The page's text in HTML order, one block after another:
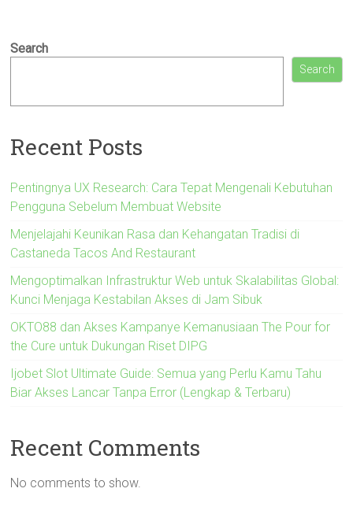
Search
Search
Recent Posts
Pentingnya UX Research: Cara Tepat Mengenali Kebutuhan
Pengguna Sebelum Membuat Website
Menjelajahi Keunikan Rasa dan Kehangatan Tradisi di
Castaneda Tacos And Restaurant
Mengoptimalkan Infrastruktur Web untuk Skalabilitas Global:
Kunci Menjaga Kestabilan Akses di Jam Sibuk
OKTO88 dan Akses Kampanye Kemanusiaan The Pour for
the Cure untuk Dukungan Riset DIPG
Ijobet Slot Ultimate Guide: Semua yang Perlu Kamu Tahu
Biar Akses Lancar Tanpa Error (Lengkap & Terbaru)
Recent Comments
No comments to show.